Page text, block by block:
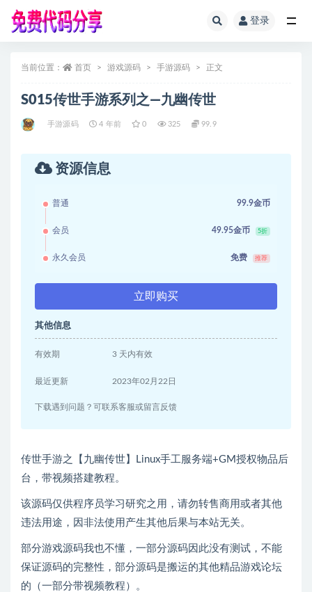
登录
当前位置： 首页 游戏源码 手游源码 正文
S015传世手游系列之—九幽传世
手游源码 4 年前 0 325 99.9
资源信息
普通 99.9金币
会员 49.95金币 5折
永久会员 免费 推荐
立即购买
其他信息
有效期 3 天内有效
最近更新 2023年02月22日
下载遇到问题？可联系客服或留言反馈
传世手游之【九幽传世】Linux手工服务端+GM授权物品后
台，带视频搭建教程。
该源码仅供程序员学习研究之用，请勿转售商用或者其他
违法用途，因非法使用产生其他后果与本站无关。
部分游戏源码我也不懂，一部分源码因此没有测试，不能
保证源码的完整性，部分源码是搬运的其他精品游戏论坛
的（一部分带视频教程）。